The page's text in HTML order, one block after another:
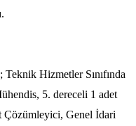
Hizmetler Sınıfında
5. dereceli 1 adet
Çözümleyici, Genel İdari